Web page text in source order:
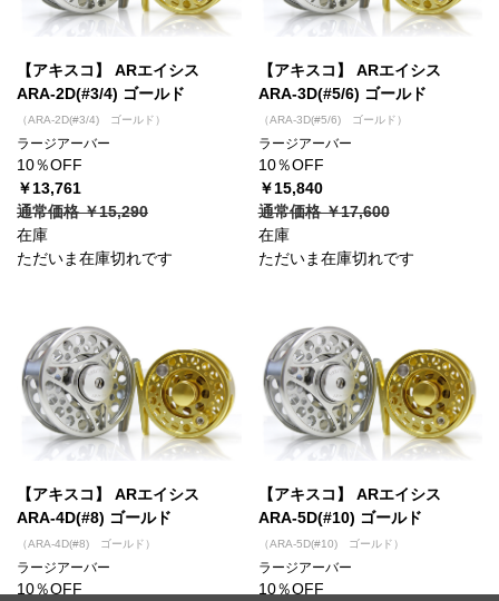
【アキスコ】 ARエイシス
ARA-2D(#3/4) ゴールド
（ARA-2D(#3/4) ゴールド）
ラージアーバー
10％OFF
￥13,761
通常価格 ￥15,290
在庫
ただいま在庫切れです
【アキスコ】 ARエイシス
ARA-3D(#5/6) ゴールド
（ARA-3D(#5/6) ゴールド）
ラージアーバー
10％OFF
￥15,840
通常価格 ￥17,600
在庫
ただいま在庫切れです
【アキスコ】 ARエイシス
ARA-4D(#8) ゴールド
（ARA-4D(#8) ゴールド）
ラージアーバー
10％OFF
【アキスコ】 ARエイシス
ARA-5D(#10) ゴールド
（ARA-5D(#10) ゴールド）
ラージアーバー
10％OFF